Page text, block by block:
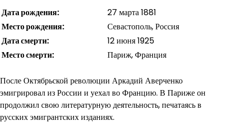
Дата рождения:
27 марта 1881
Место рождения:
Севастополь, Россия
Дата смерти:
12 июня 1925
Место смерти:
Париж, Франция
После Октябрьской революции Аркадий Аверченко
эмигрировал из России и уехал во Францию. В Париже он
продолжил свою литературную деятельность, печатаясь в
русских эмигрантских изданиях.